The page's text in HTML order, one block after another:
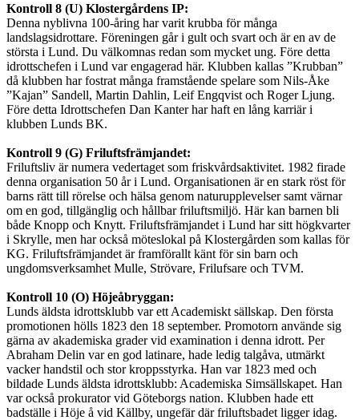
Kontroll 8 (U) Klostergårdens IP:
Denna nyblivna 100-åring har varit krubba för många
landslagsidrottare. Föreningen går i gult och svart och är en av de
största i Lund. Du välkomnas redan som mycket ung. Före detta
idrottschefen i Lund var engagerad här. Klubben kallas ”Krubban”
då klubben har fostrat många framstående spelare som Nils-Åke
”Kajan” Sandell, Martin Dahlin, Leif Engqvist och Roger Ljung.
Före detta Idrottschefen Dan Kanter har haft en lång karriär i
klubben Lunds BK.
Kontroll 9 (G) Friluftsfrämjandet:
Friluftsliv är numera vedertaget som friskvårdsaktivitet. 1982 firade
denna organisation 50 år i Lund. Organisationen är en stark röst för
barns rätt till rörelse och hälsa genom naturupplevelser samt värnar
om en god, tillgänglig och hållbar friluftsmiljö. Här kan barnen bli
både Knopp och Knytt. Friluftsfrämjandet i Lund har sitt högkvarter
i Skrylle, men har också möteslokal på Klostergården som kallas för
KG. Friluftsfrämjandet är framförallt känt för sin barn och
ungdomsverksamhet Mulle, Strövare, Frilufsare och TVM.
Kontroll 10 (O) Höjeåbryggan:
Lunds äldsta idrottsklubb var ett Academiskt sällskap. Den första
promotionen hölls 1823 den 18 september. Promotorn använde sig
gärna av akademiska grader vid examination i denna idrott. Per
Abraham Delin var en god latinare, hade ledig talgåva, utmärkt
vacker handstil och stor kroppsstyrka. Han var 1823 med och
bildade Lunds äldsta idrottsklubb: Academiska Simsällskapet. Han
var också prokurator vid Göteborgs nation. Klubben hade ett
badställe i Höje å vid Källby, ungefär där friluftsbadet ligger idag.